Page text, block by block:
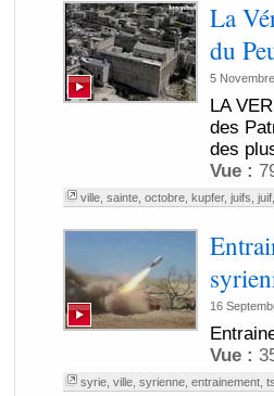
La
du
5
LA
des
des
Vue :
ville, sainte, octobre, kupfer, juifs juif,
16
Vue :
syrie, ville, syrienne, entrainement,